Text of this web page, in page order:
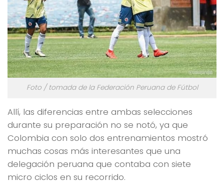
Foto / tomada de la Federación Peruana de Fútbol
Allí, las diferencias entre ambas selecciones
durante su preparación no se notó, ya que
Colombia con solo dos entrenamientos mostró
muchas cosas más interesantes que una
delegación peruana que contaba con siete
micro ciclos en su recorrido.